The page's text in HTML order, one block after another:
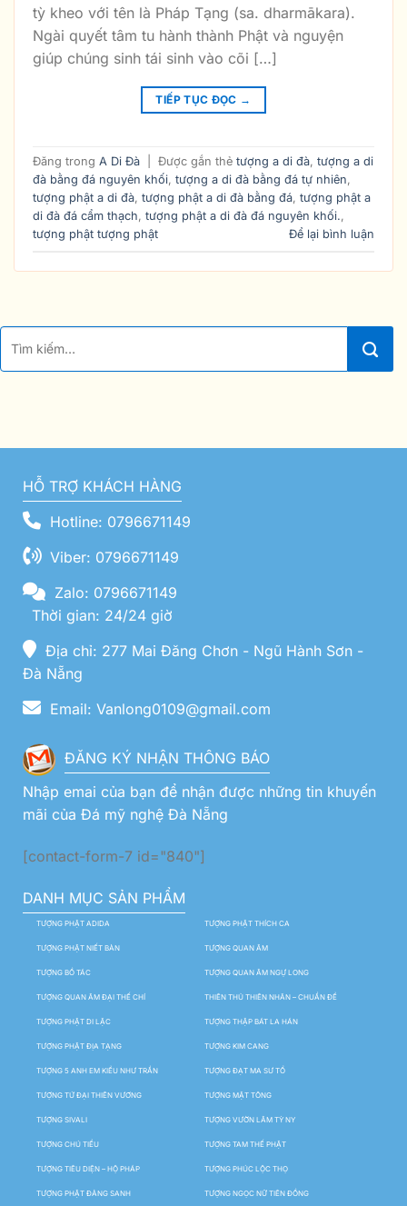
tỳ kheo với tên là Pháp Tạng (sa. dharmākara).
Ngài quyết tâm tu hành thành Phật và nguyện
giúp chúng sinh tái sinh vào cõi […]
TIẾP TỤC ĐỌC →
Đăng trong A Di Đà Được gắn thẻ tượng a di đà, tượng a di
đà bằng đá nguyên khối, tượng a di đà bằng đá tự nhiên,
tượng phật a di đà, tượng phật a di đà bằng đá, tượng phật a
di đà đá cẩm thạch, tượng phật a di đà đá nguyên khối.,
tượng phật tượng phật
Để lại bình luận
HỖ TRỢ KHÁCH HÀNG
Hotline: 0796671149
Viber: 0796671149
Zalo: 0796671149
Thời gian: 24/24 giờ
Địa chỉ: 277 Mai Đăng Chơn - Ngũ Hành Sơn -
Đà Nẵng
Email: Vanlong0109@gmail.com
ĐĂNG KÝ NHẬN THÔNG BÁO
Nhập emai của bạn để nhận được những tin khuyến
mãi của Đá mỹ nghệ Đà Nẵng
[contact-form-7 id="840"]
DANH MỤC SẢN PHẨM
TƯỢNG PHẬT ADIDA TƯỢNG PHẬT THÍCH CA
TƯỢNG PHẬT NIẾT BÀN TƯỢNG QUAN ÂM
TƯỢNG BỒ TÁC TƯỢNG QUAN ÂM NGỰ LONG
TƯỢNG QUAN ÂM ĐẠI THẾ CHÍ THIÊN THỦ THIÊN NHÃN – CHUẨN ĐỀ
TƯỢNG PHẬT DI LẶC TƯỢNG THẬP BÁT LA HÁN
TƯỢNG PHẬT ĐỊA TẠNG TƯỢNG KIM CANG
TƯỢNG 5 ANH EM KIỀU NHƯ TRẦN TƯỢNG ĐẠT MA SƯ TỔ
TƯỢNG TỨ ĐẠI THIÊN VƯƠNG TƯỢNG MẬT TÔNG
TƯỢNG SIVALI TƯỢNG VƯỜN LÂM TỲ NY
TƯỢNG CHÚ TIỂU TƯỢNG TAM THẾ PHẬT
TƯỢNG TIÊU DIỆN – HỘ PHÁP TƯỢNG PHÚC LỘC THỌ
TƯỢNG PHẬT ĐẢNG SANH TƯỢNG NGỌC NỮ TIÊN ĐỒNG